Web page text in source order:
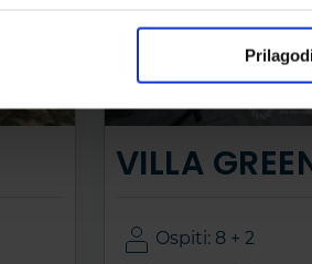
VILLA
Ospiti: 8 + 2